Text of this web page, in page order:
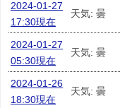
2024-01-27
17:30現在
天気: 曇
2024-01-27
05:30現在
天気: 曇
2024-01-26
18:30現在
天気: 曇